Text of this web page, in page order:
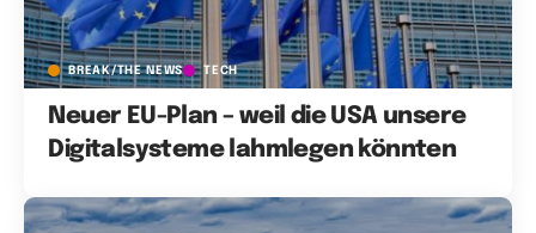
BREAK/THE NEWS TECH
Neuer EU-Plan – weil die USA unsere
Digitalsysteme lahmlegen könnten